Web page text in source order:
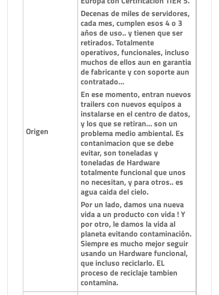
Origen
Decenas de miles de servidores,
cada mes, cumplen esos 4 o 3
años de uso.. y tienen que ser
retirados. Totalmente
operativos, funcionales, incluso
muchos de ellos aun en garantia
de fabricante y con soporte aun
contratado…
En ese momento, entran nuevos
trailers con nuevos equipos a
instalarse en el centro de datos,
y los que se retiran… son un
problema medio ambiental. Es
contanimacion que se debe
evitar, son toneladas y
toneladas de Hardware
totalmente funcional que unos
no necesitan, y para otros.. es
agua caida del cielo.
Por un lado, damos una nueva
vida a un producto con vida ! Y
por otro, le damos la vida al
planeta evitando contaminación.
Siempre es mucho mejor seguir
usando un Hardware funcional,
que incluso reciclarlo. EL
proceso de reciclaje tambien
contamina.